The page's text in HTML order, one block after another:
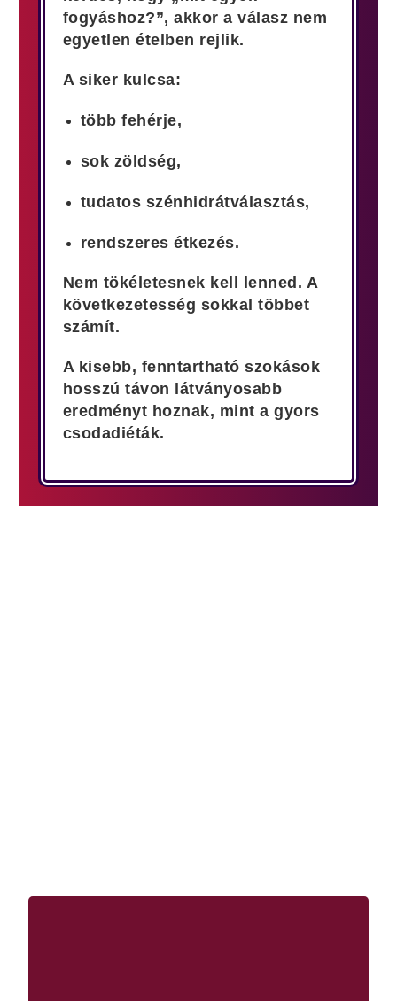
fogyáshoz?”, akkor a válasz nem
egyetlen ételben rejlik.
A siker kulcsa:
több fehérje,
sok zöldség,
tudatos szénhidrátválasztás,
rendszeres étkezés.
Nem tökéletesnek kell lenned. A
következetesség sokkal többet
számít.
A kisebb, fenntartható szokások
hosszú távon látványosabb
eredményt hoznak, mint a gyors
csodadiéták.